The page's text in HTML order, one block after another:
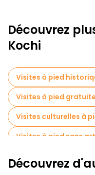
Découvrez
Kochi
Visites à pied
Visites à pied
Visites culturelles à
Visites à pied sans
Visites à pied
Découvrez